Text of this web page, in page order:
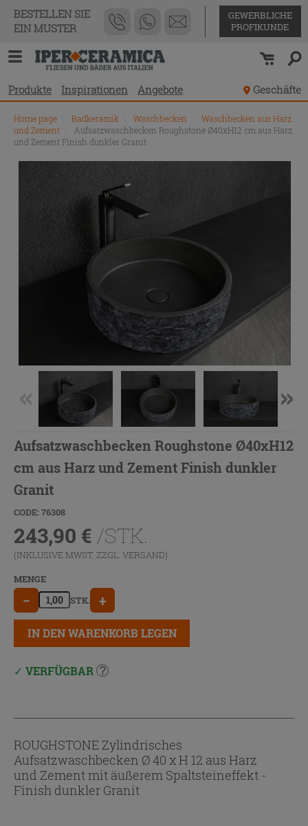
BESTELLEN SIE
EIN MUSTER
GEWERBLICHE
PROFIKUNDE
Produkte Inspirationen Angebote Geschäfte
Home page Badkeramik Waschbecken
Waschbecken aus Harz
und Zement
Aufsatzwaschbecken Roughstone Ø40xH12 cm aus Harz
und Zement Finish dunkler Granit
Aufsatzwaschbecken Roughstone Ø40xH12
cm aus Harz und Zement Finish dunkler
Granit
CODE: 76308
243,90 € /STK.
(INKLUSIVE MWST. ZZGL. VERSAND)
MENGE
− STK. +
IN DEN WARENKORB LEGEN
VERFÜGBAR
ROUGHSTONE Zylindrisches
Aufsatzwaschbecken Ø 40 x H 12 aus Harz
und Zement mit äußerem Spaltsteineffekt -
Finish dunkler Granit